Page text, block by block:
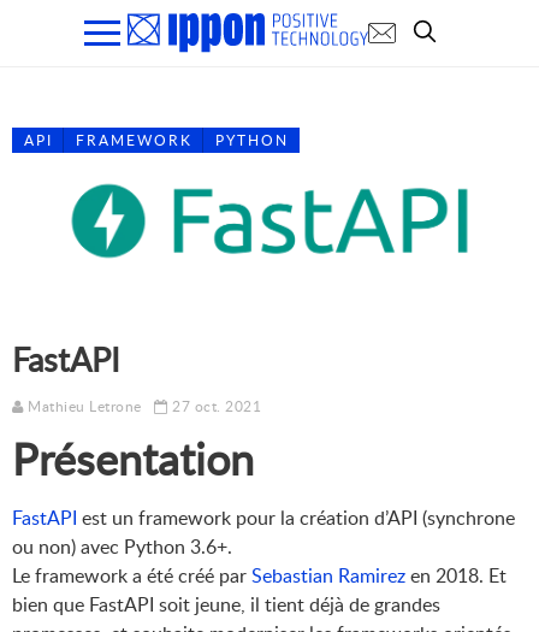
API FRAMEWORK PYTHON
FastAPI
Mathieu Letrone 27 oct. 2021
Présentation
FastAPI est un framework pour la création d’API (synchrone
ou non) avec Python 3.6+.
Le framework a été créé parSebastian Ramirezen 2018. Et
bien que FastAPI soit jeune, il tient déjà de grandes